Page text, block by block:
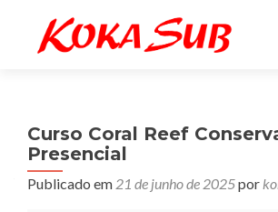
Curso Coral Reef
Presencial
Publicado em 21 de junho de 2025por